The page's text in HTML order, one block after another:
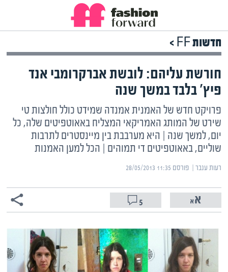
חדשות FF >
חורשת עליהם: לובשת אברקרומבי אנד
פיץ' בלבד במשך שנה
פרויקט חדש של האמנית אמנדה שמידט כולל חולצות טי
שירט של המותג האמריקאי המצליח באאוטפיטים שלה, כל
יום, למשך שנה | היא מערבבת בין מיינסטרים לתרבות
שוליים, באאוטפיטים די תמוהים | הכל למען האמנות
רעות ענבר | ‏פורסם ‎28/05/2013 11:35
5